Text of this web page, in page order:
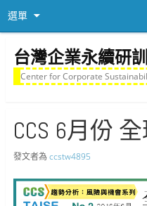
選單
台灣企業永續研
Center for Corporate
CCS 6月份
發文者為 ccstw4895